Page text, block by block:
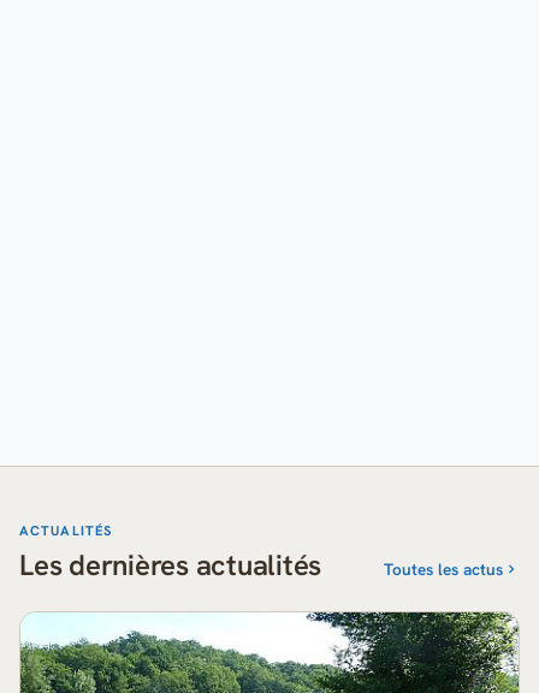
ACTUALITÉS
Les dernières actualités Toutes les actus